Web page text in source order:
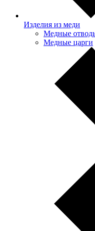
Изделия из меди
Медные
Медные царги